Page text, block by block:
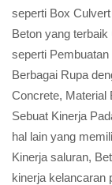
seperti Box
Beton yang
seperti
Berbagai Rupa
Concrete, Material
Sebuat Kinerja
hal lain yang
Kinerja saluran,
kinerja kelancaran